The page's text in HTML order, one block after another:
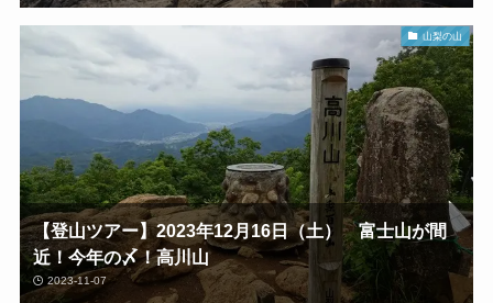
山梨の山
【登山ツアー】2023年12月16日（土） 富士山が間
近！今年の〆！高川山
2023-11-07